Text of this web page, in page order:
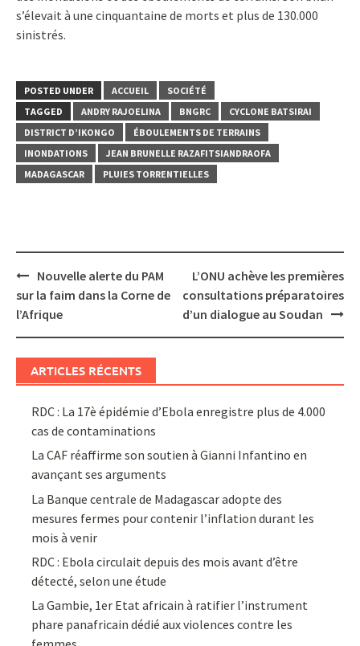
s’élevait à une cinquantaine de morts et plus de 130.000
sinistrés.
POSTED UNDER ACCUEIL
SOCIÉTÉ
TAGGED
ANDRY RAJOELINA BNGRC
CYCLONE BATSIRAI
DISTRICT D’IKONGO
ÉBOULEMENTS DE TERRAINS
INONDATIONS
JEAN BRUNELLE RAZAFITSIANDRAOFA
MADAGASCAR
PLUIES TORRENTIELLES
Post
navigation
Nouvelle alerte du PAM
sur la faim dans la Corne de
l’Afrique
L’ONU achève les premières
consultations préparatoires
d’un dialogue au Soudan
ARTICLES RÉCENTS
RDC : La 17è épidémie d’Ebola enregistre plus de 4.000
cas de contaminations
La CAF réaffirme son soutien à Gianni Infantino en
avançant ses arguments
La Banque centrale de Madagascar adopte des
mesures fermes pour contenir l’inflation durant les
mois à venir
RDC : Ebola circulait depuis des mois avant d’être
détecté, selon une étude
La Gambie, 1er Etat africain à ratifier l’instrument
phare panafricain dédié aux violences contre les